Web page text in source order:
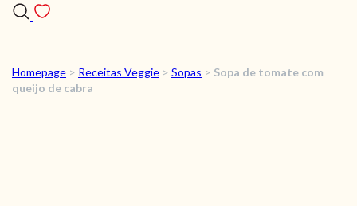
RECEITAS
Homepage > Receitas Veggie > Sopas > Sopa de tomate com
queijo de cabra